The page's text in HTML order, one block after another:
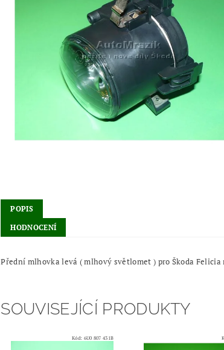
POPIS
HODNOCENÍ
Přední mlhovka levá ( mlhový světlomet ) pro Škoda Felicia
SOUVISEJÍCÍ PRODUKTY
Kód: 6U0 807 431B